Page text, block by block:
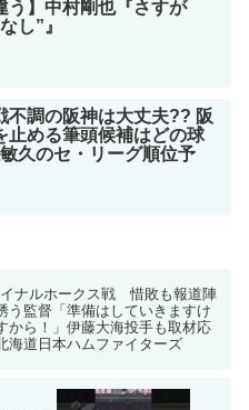
う】中村剛也『さすが
し”』
不調の阪神は大丈夫?? 阪
止める筆頭候補はどの球
久のセ・リーグ順位予
ナルホークス戦 惜敗も報道陣
う監督「準備はしていきますけ
から！」伊藤大海投手も取材応
道日本ハムファイターズ